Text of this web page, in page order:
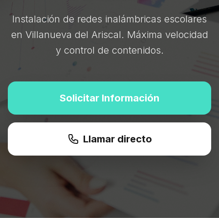
Instalación de redes inalámbricas escolares
en Villanueva del Ariscal. Máxima velocidad
y control de contenidos.
Solicitar Información
Llamar directo